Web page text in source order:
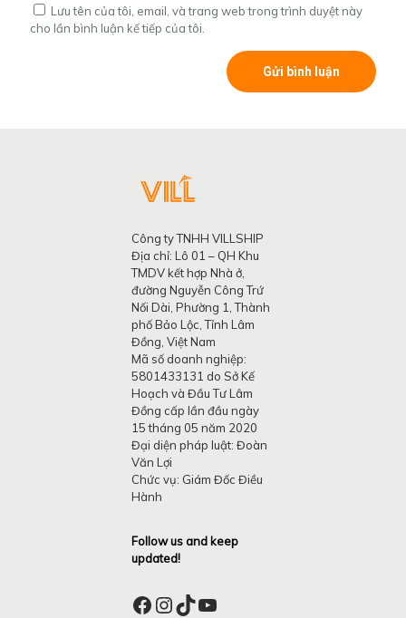
Lưu tên của tôi, email, và trang web trong trình duyệt này
cho lần bình luận kế tiếp của tôi.
Công ty TNHH VILLSHIP
Địa chỉ: Lô 01 – QH Khu
TMDV kết hợp Nhà ở,
đường Nguyễn Công Trứ
Nối Dài, Phường 1, Thành
phố Bảo Lộc, Tỉnh Lâm
Đồng, Việt Nam
Mã số doanh nghiệp:
5801433131 do Sở Kế
Hoạch và Đầu Tư Lâm
Đồng cấp lần đầu ngày
15 tháng 05 năm 2020
Đại diện pháp luật: Đoàn
Văn Lợi
Chức vụ: Giám Đốc Điều
Hành
Follow us and keep
updated!
Facebook
Instagram
TikTok
YouTube